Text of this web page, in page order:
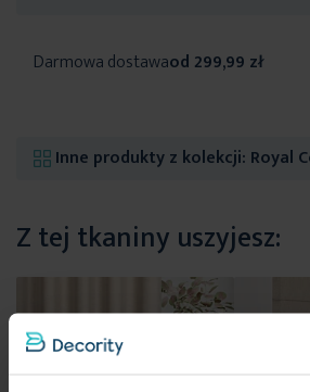
Darmowa dostawaod 299,99 zł
Inne produkty z kolekcji: Royal
Z tej tkaniny uszyjesz: